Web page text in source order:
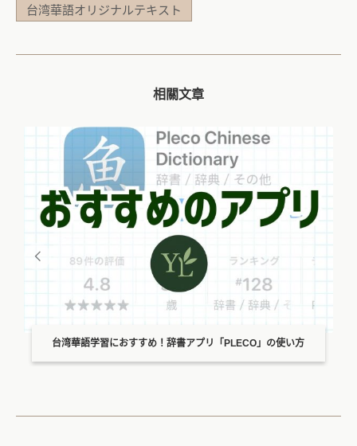
台湾華語オリジナルテキスト
相關文章
台湾華語学習におすすめ！辞書アプリ「PLECO」の使い方